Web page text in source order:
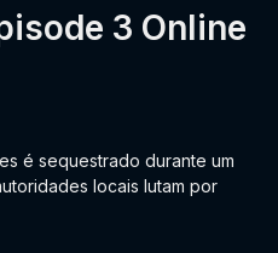
3 Online
é sequestrado durante um
locais lutam por